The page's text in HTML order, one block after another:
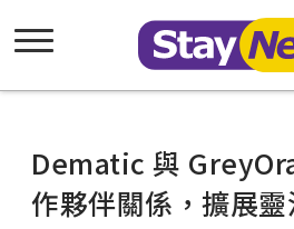
Dematic 與
作夥伴關係，擴展